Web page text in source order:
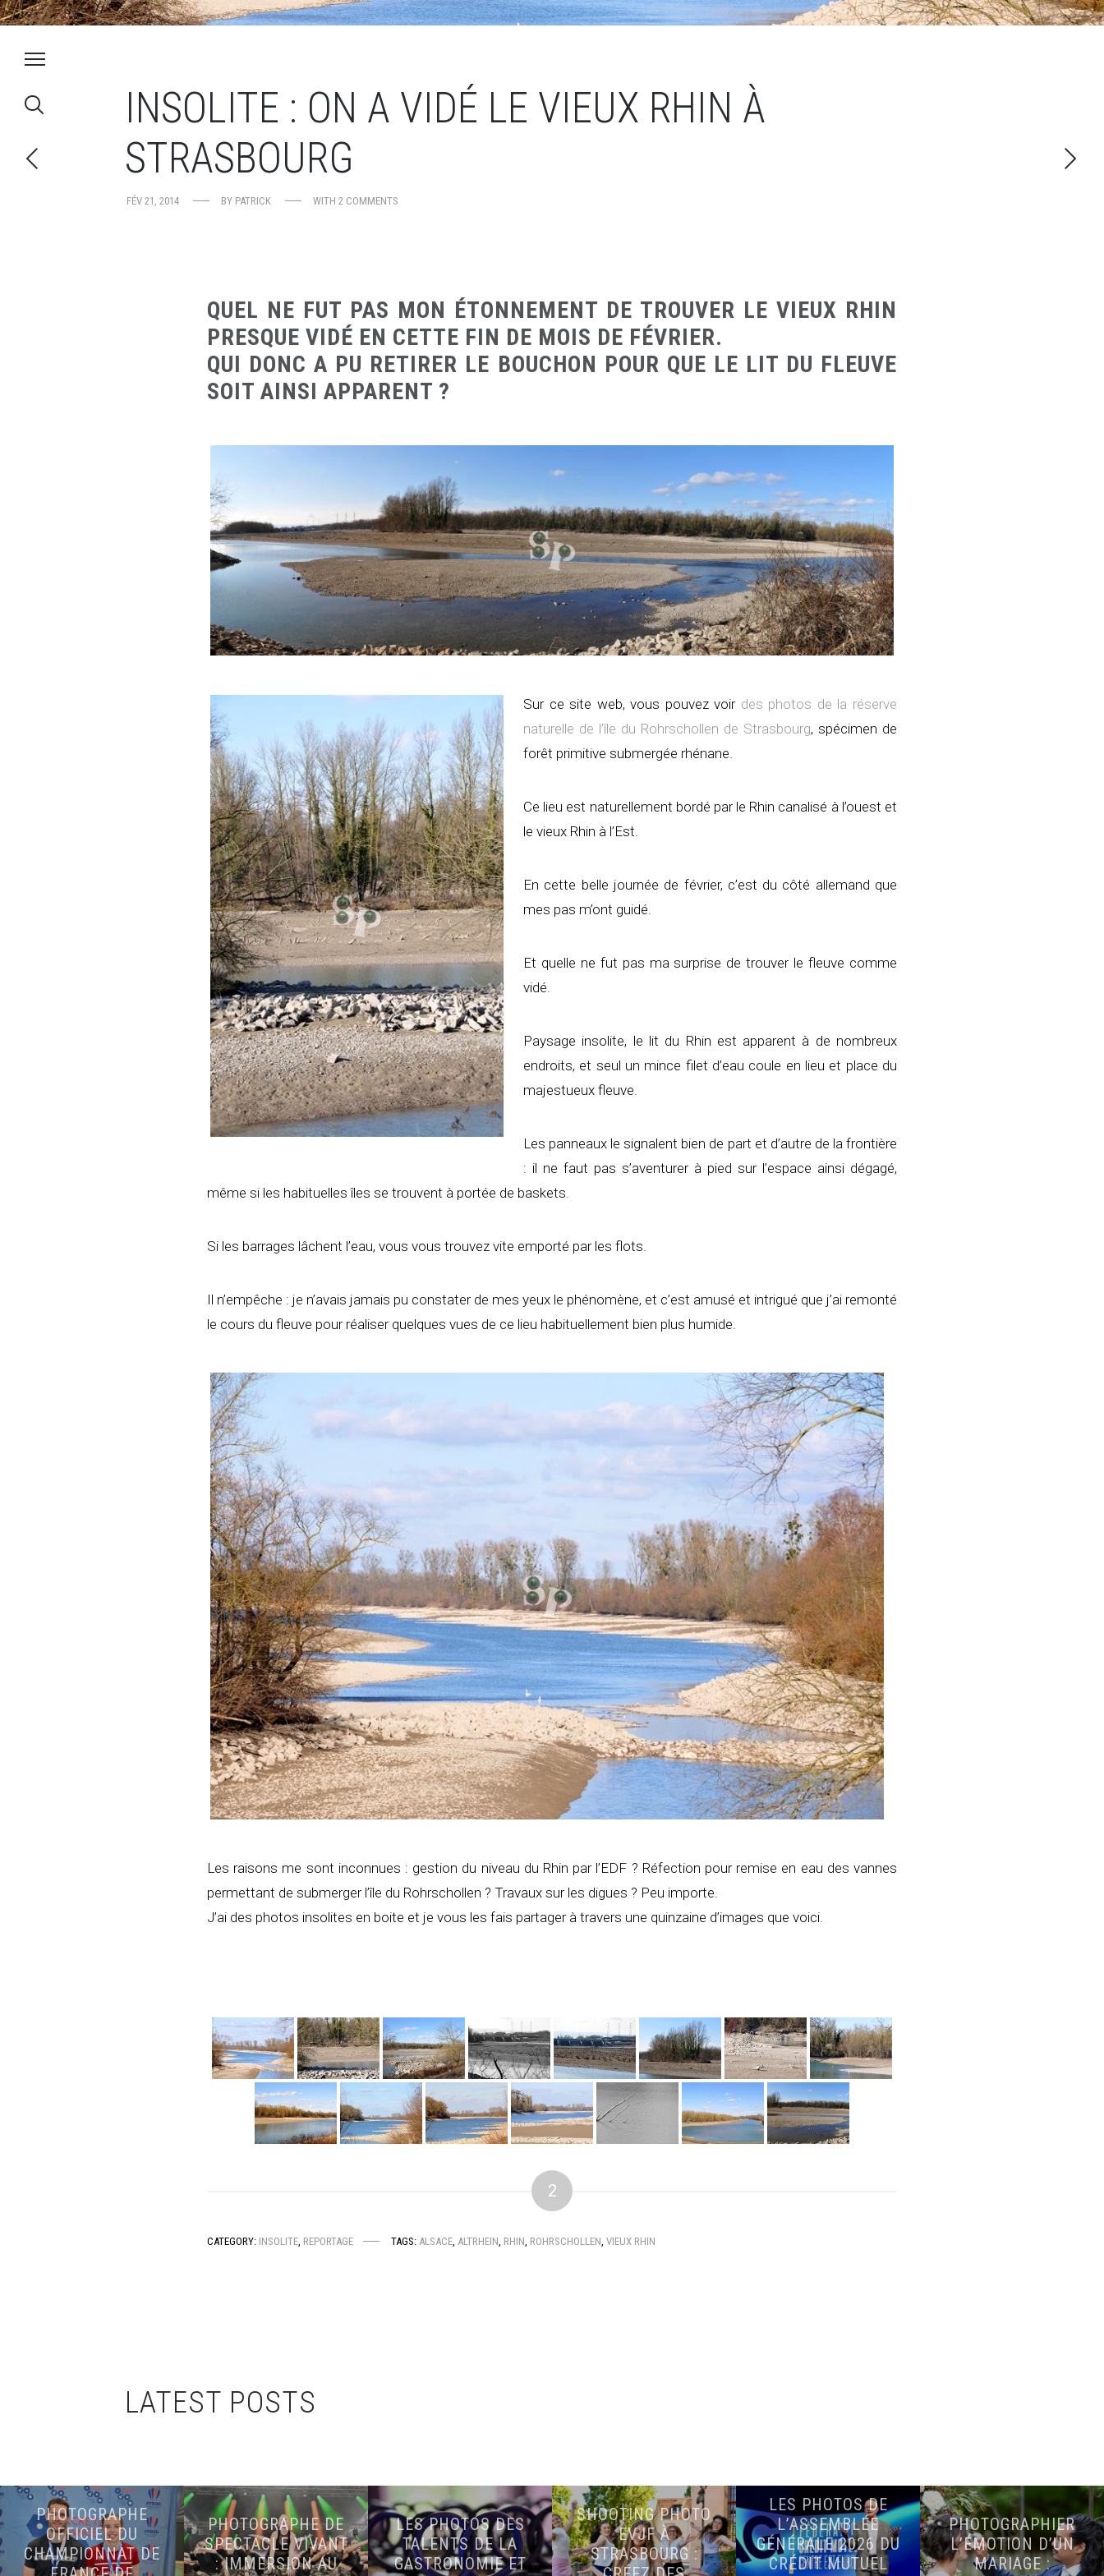
INSOLITE : ON A VIDÉ LE VIEUX RHIN À
STRASBOURG
FÉV 21, 2014 BY PATRICK WITH 2 COMMENTS
QUEL NE FUT PAS MON ÉTONNEMENT DE TROUVER LE VIEUX RHIN
PRESQUE VIDÉ EN CETTE FIN DE MOIS DE FÉVRIER.
QUI DONC A PU RETIRER LE BOUCHON POUR QUE LE LIT DU FLEUVE
SOIT AINSI APPARENT ?
Sur ce site web, vous pouvez voir des photos de la réserve
naturelle de l’île du Rohrschollen de Strasbourg, spécimen de
forêt primitive submergée rhénane.
Ce lieu est naturellement bordé par le Rhin canalisé à l’ouest et
le vieux Rhin à l’Est.
En cette belle journée de février, c’est du côté allemand que
mes pas m’ont guidé.
Et quelle ne fut pas ma surprise de trouver le fleuve comme
vidé.
Paysage insolite, le lit du Rhin est apparent à de nombreux
endroits, et seul un mince filet d’eau coule en lieu et place du
majestueux fleuve.
Les panneaux le signalent bien de part et d’autre de la frontière
: il ne faut pas s’aventurer à pied sur l’espace ainsi dégagé,
même si les habituelles îles se trouvent à portée de baskets.
Si les barrages lâchent l’eau, vous vous trouvez vite emporté par les flots.
Il n’empêche : je n’avais jamais pu constater de mes yeux le phénomène, et c’est amusé et intrigué que j’ai remonté
le cours du fleuve pour réaliser quelques vues de ce lieu habituellement bien plus humide.
Les raisons me sont inconnues : gestion du niveau du Rhin par l’EDF ? Réfection pour remise en eau des vannes
permettant de submerger l’île du Rohrschollen ? Travaux sur les digues ? Peu importe.
J’ai des photos insolites en boite et je vous les fais partager à travers une quinzaine d’images que voici.
2
CATEGORY: INSOLITE, REPORTAGE TAGS: ALSACE, ALTRHEIN, RHIN, ROHRSCHOLLEN, VIEUX RHIN
LATEST POSTS
PHOTOGRAPHE
OFFICIEL DU
CHAMPIONNAT DE
PHOTOGRAPHE DE
SPECTACLE VIVANT
: IMMERSION AU
LES PHOTOS DES
TALENTS DE LA
GASTRONOMIE ET
SHOOTING PHOTO
EVJF À
STRASBOURG :
LES PHOTOS DE
L’ASSEMBLÉE
GÉNÉRALE 2026 DU
CRÉDIT MUTUEL
PHOTOGRAPHIER
L’ÉMOTION D’UN
MARIAGE :